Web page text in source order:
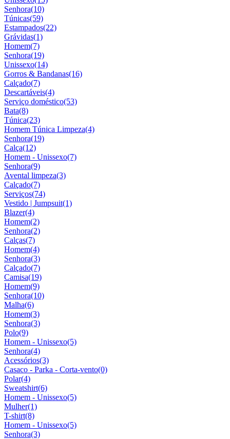
Senhora(10)
Túnicas(59)
Estampados(22)
Grávidas(1)
Homem(7)
Senhora(19)
Unissexo(14)
Gorros & Bandanas(16)
Calçado(7)
Descartáveis(4)
Serviço doméstico(53)
Bata(8)
Túnica(23)
Homem Túnica Limpeza(4)
Senhora(19)
Calça(12)
Homem - Unissexo(7)
Senhora(9)
Avental limpeza(3)
Calçado(7)
Serviços(74)
Vestido | Jumpsuit(1)
Blazer(4)
Homem(2)
Senhora(2)
Calças(7)
Homem(4)
Senhora(3)
Calçado(7)
Camisa(19)
Homem(9)
Senhora(10)
Malha(6)
Homem(3)
Senhora(3)
Polo(9)
Homem - Unissexo(5)
Senhora(4)
Acessórios(3)
Casaco - Parka - Corta-vento(0)
Polar(4)
Sweatshirt(6)
Homem - Unissexo(5)
Mulher(1)
T-shirt(8)
Homem - Unissexo(5)
Senhora(3)